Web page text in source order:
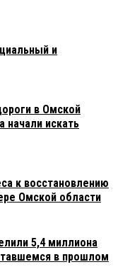
и
в Омской
начали искать
к восстановлению
Омской области
5,4 миллиона
в прошлом